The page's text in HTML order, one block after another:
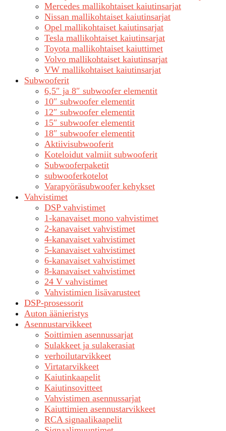
Mercedes mallikohtaiset kaiutinsarjat
Nissan mallikohtaiset kaiutinsarjat
Opel mallikohtaiset kaiutinsarjat
Tesla mallikohtaiset kaiutinsarjat
Toyota mallikohtaiset kaiuttimet
Volvo mallikohtaiset kaiutinsarjat
VW mallikohtaiset kaiutinsarjat
Subwooferit
6,5″ ja 8″ subwoofer elementit
10″ subwoofer elementit
12″ subwoofer elementit
15″ subwoofer elementit
18″ subwoofer elementit
Aktiivisubwooferit
Koteloidut valmiit subwooferit
Subwooferpaketit
subwooferkotelot
Varapyöräsubwoofer kehykset
Vahvistimet
DSP vahvistimet
1-kanavaiset mono vahvistimet
2-kanavaiset vahvistimet
4-kanavaiset vahvistimet
5-kanavaiset vahvistimet
6-kanavaiset vahvistimet
8-kanavaiset vahvistimet
24 V vahvistimet
Vahvistimien lisävarusteet
DSP-prosessorit
Auton äänieristys
Asennustarvikkeet
Soittimien asennussarjat
Sulakkeet ja sulakerasiat
verhoilutarvikkeet
Virtatarvikkeet
Kaiutinkaapelit
Kaiutinsovitteet
Vahvistimen asennussarjat
Kaiuttimien asennustarvikkeet
RCA signaalikaapelit